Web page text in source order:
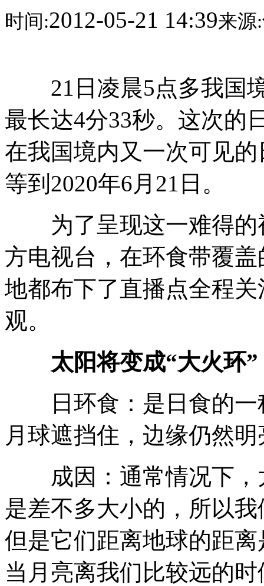
时间:2012-05-21 14:39来源:
21日凌晨5点多我国境
最长达4分33秒。这次的
在我国境内又一次可见
等到2020年6月21日。
为了呈现这一难得的
方电视台，在环食带覆
地都布下了直播点全程
观。
太阳将变成“大火环”
日环食：是日食的一
月球遮挡住，边缘仍然
成因：通常情况下，
是差不多大小的，所以
但是它们距离地球的距
当月亮离我们比较远的